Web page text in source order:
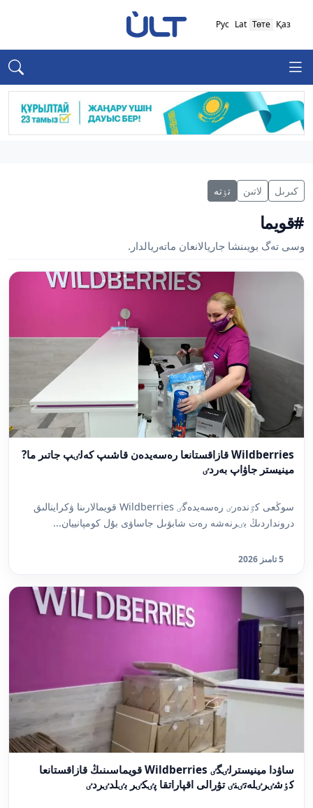
Қаз
Төте
Lat
Рус
كىرىل لاتىن تٶتە
#قويما
وسى تەگ بويىنشا جاريالانعان ماتەريالدار.
Wildberries قازاقستانعا رەسەيدەن قاشىپ كەلٸپ جاتىر ما?
مينيستر جاۋاپ بەردٸ
سوڭعى كٷندەرٸ رەسەيدەگٸ Wildberries قويمالارىنا ۋكراينالىق
درونداردىڭ بٸرنەشە رەت شابۋىل جاساۋى بۇل كومپانييان...
5 تامىز 2026
ساۋدا مينيسترلٸگٸ Wildberries قويماسىنىڭ قازاقستانعا
كٶشٸرٸلەتٸنٸ تۋرالى اقپاراتقا پٸكٸر بٸلدٸردٸ